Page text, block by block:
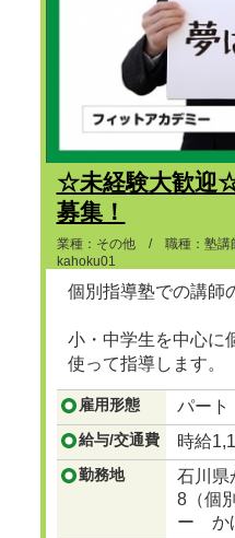
☆未経験大歓迎
募集！
業種：その他 / 職種：塾講
kahoku01
個別指導塾での講師
小・中学生を中心に
使って指導します。
...つづきを見る
雇用形態 パート
給与/交通費 時給
勤務地
石川県
8（個
ー か